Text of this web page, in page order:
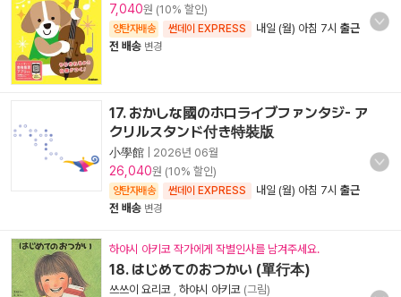
7,040원 (10% 할인)
양탄자배송 썬데이 EXPRESS 내일 (월) 아침 7시 출근
전 배송 변경
17. おかしな國のホロライブファンタジ- ア
クリルスタンド付き特裝版
小學館 2026년 06월
26,040원 (10% 할인)
양탄자배송 썬데이 EXPRESS 내일 (월) 아침 7시 출근
전 배송 변경
하야시 아키코 작가에게 작별인사를 남겨주세요.
18. はじめてのおつかい (單行本)
쓰쓰이 요리코 하야시 아키코 (그림)